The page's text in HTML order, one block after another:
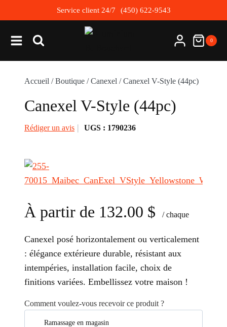
to
content
Service client 24/7 (450) 622-9543
0
Accueil / Boutique / Canexel / Canexel V-Style (44pc)
Canexel V-Style (44pc)
Rédiger un avis UGS : 1790236
À partir de 132.00 $ / chaque
Canexel posé horizontalement ou verticalement
: élégance extérieure durable, résistant aux
intempéries, installation facile, choix de
finitions variées. Embellissez votre maison !
Comment voulez-vous recevoir ce produit ?
Ramassage en magasin